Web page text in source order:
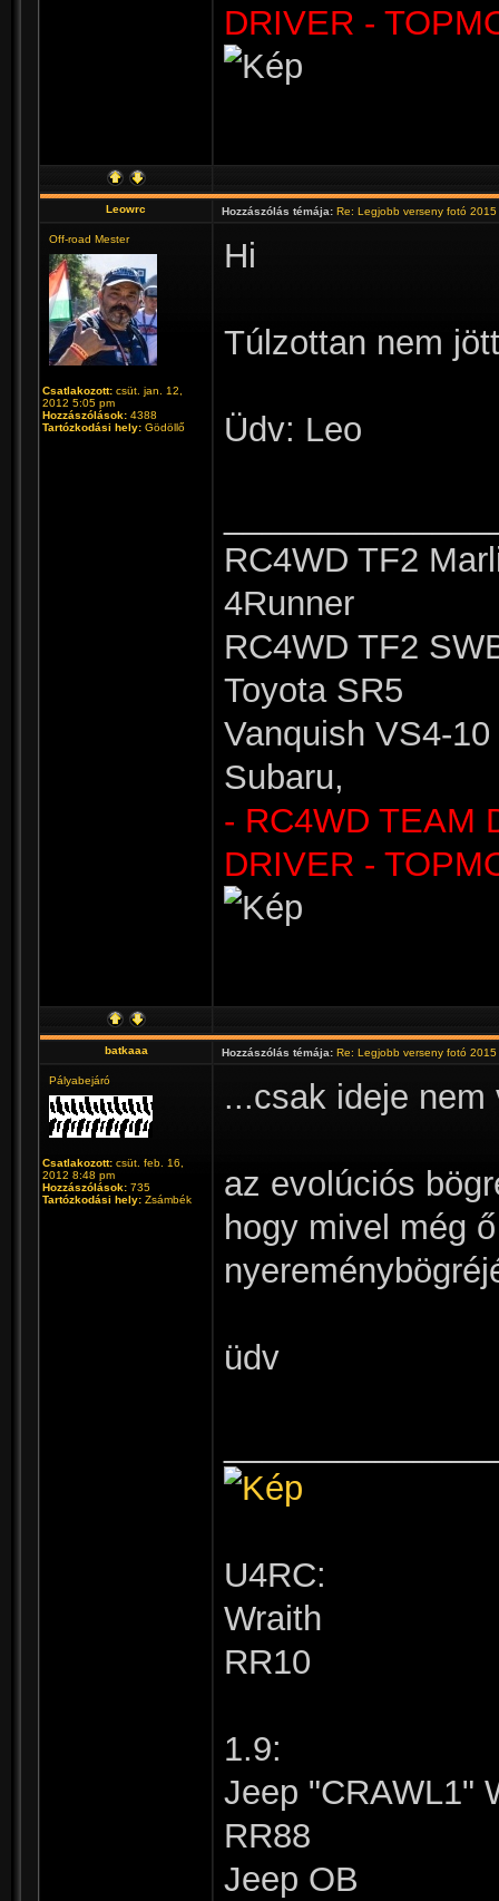
DRIVER -
Leowrc Hozzászólás témája: Re: Legjobb verseny fotó 2015
Off-road Mester
Csatlakozott: csüt. jan. 12,
2012 5:05 pm
Hozzászólások: 4388
Tartózkodási hely: Gödöllő
Hi
Túlzottan nem
Üdv: Leo
RC4WD TF2
4Runner
RC4WD TF2
Toyota SR5
Vanquish VS4-
Subaru,
- RC4WD TEAM
DRIVER -
batkaaa Hozzászólás témája: Re: Legjobb verseny fotó 2015
Pályabejáró
Csatlakozott: csüt. feb. 16,
2012 8:48 pm
Hozzászólások: 735
Tartózkodási hely: Zsámbék
...csak ideje nem
az evolúciós
hogy mivel még
üdv
U4RC:
Wraith
RR10
1.9:
Jeep "CRAWL1"
RR88
Jeep OB